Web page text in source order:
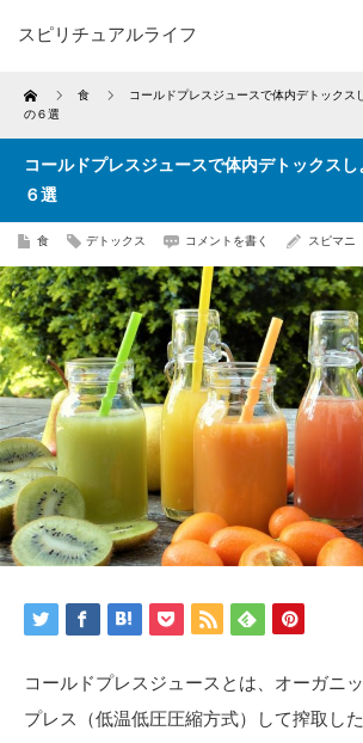
スピリチュアルライフ
Home 食
コールドプレスジュースで体内デトック
の６選
コールドプレスジュースで体内デトックス
６選
食 デトックス コメントを書く スピマニ
コールドプレスジュースとは、オーガニ
プレス（低温低圧圧縮方式）して搾取し